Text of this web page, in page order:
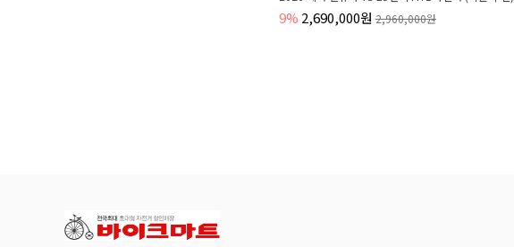
9% 2,690,000원 2,960,000원